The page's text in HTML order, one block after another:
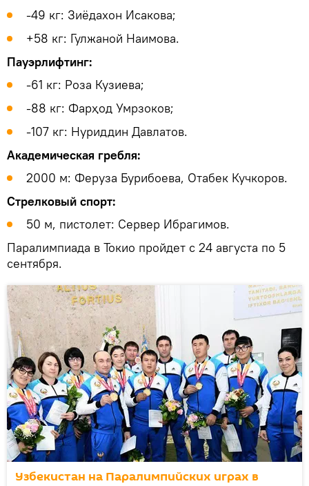
-49 кг: Зиёдахон Исакова;
+58 кг: Гулжаной Наимова.
Пауэрлифтинг:
-61 кг: Роза Кузиева;
-88 кг: Фарҳод Умрзоков;
-107 кг: Нуриддин Давлатов.
Академическая гребля:
2000 м: Феруза Бурибоева, Отабек Кучкоров.
Стрелковый спорт:
50 м, пистолет: Сервер Ибрагимов.
Паралимпиада в Токио пройдет с 24 августа по 5
сентября.
Узбекистан на Паралимпийских играх в